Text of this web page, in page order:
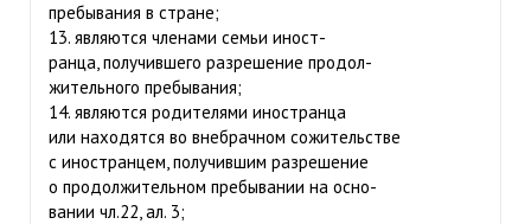
пребывания в стране;
13. являются членами семьи иност-
ранца, получившего разрешение продол-
жительного пребывания;
14. являются родителями иностранца
или находятся во внебрачном сожительстве
с иностранцем, получившим разрешение
о продолжительном пребывании на осно-
вании чл.22, ал. 3;